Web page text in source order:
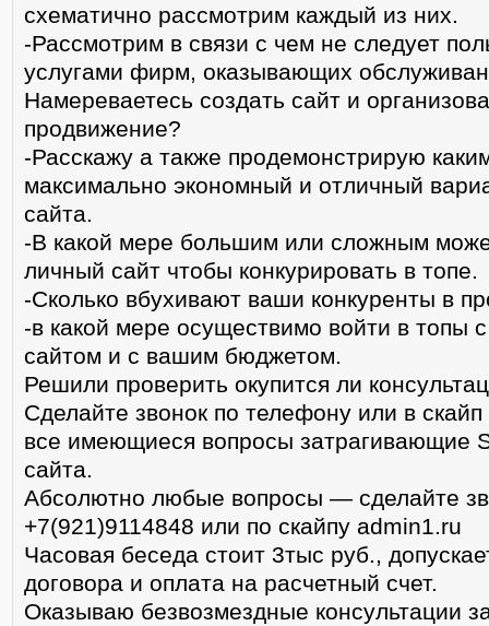
схематично рассмотрим каждый из них.
-Рассмотрим в связи с чем не следует
услугами фирм, оказывающих
Намереваетесь создать сайт и
продвижение?
-Расскажу а также продемонстрирую
максимально экономный и отличный
сайта.
-В какой мере большим или сложным
личный сайт чтобы конкурировать в топе.
-Сколько вбухивают ваши конкуренты в
-в какой мере осуществимо войти в топы
сайтом и с вашим бюджетом.
Решили проверить окупится ли
Сделайте звонок по телефону или в
все имеющиеся вопросы затрагивающие
сайта.
Абсолютно любые вопросы — сделайте
+7(921)9114848 или по скайпу admin1.ru
Часовая беседа стоит 3тыс руб.,
договора и оплата на расчетный счет.
Оказываю безвозмездные консультации